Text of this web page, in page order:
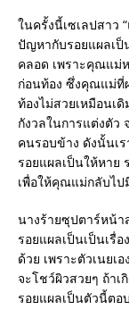
ในครั้งนี้เซเลปสาว
ปัญหากับรอยแผลเป็
คลอด เพราะคุณแม่
ก่อนท้อง ซึ่งคุณแม่ที่
ท้องไม่สวยเหมือนเ
กังวลในการแต่งตัว
คนรอบข้าง ดังนั้นเ
รอยแผลเป็นให้หาย
เพื่อให้คุณแม่กลับไป
นางร้ายซุปตาร์หน้า
รอยแผลเป็นเป็นเรื่
ด้วย เพราะตัวเนยเ
จะโชว์ผิวสวยๆ ถ้าเ
รอยแผลเป็นตัวนี้ตอ